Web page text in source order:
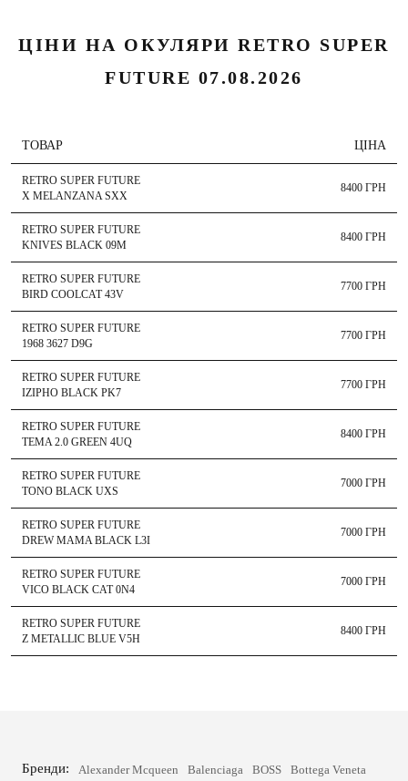
ЦІНИ НА ОКУЛЯРИ RETRO SUPER
FUTURE 07.08.2026
ТОВАР ЦІНА
RETRO SUPER FUTURE
X MELANZANA SXX
8400 ГРН
RETRO SUPER FUTURE
KNIVES BLACK 09M
8400 ГРН
RETRO SUPER FUTURE
BIRD COOLCAT 43V
7700 ГРН
RETRO SUPER FUTURE
1968 3627 D9G
7700 ГРН
RETRO SUPER FUTURE
IZIPHO BLACK PK7
7700 ГРН
RETRO SUPER FUTURE
TEMA 2.0 GREEN 4UQ
8400 ГРН
RETRO SUPER FUTURE
TONO BLACK UXS
7000 ГРН
RETRO SUPER FUTURE
DREW MAMA BLACK L3I
7000 ГРН
RETRO SUPER FUTURE
VICO BLACK CAT 0N4
7000 ГРН
RETRO SUPER FUTURE
Z METALLIC BLUE V5H
8400 ГРН
Бренди: Alexander Mcqueen Balenciaga BOSS
Bottega Veneta